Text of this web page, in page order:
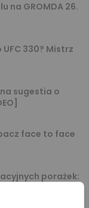
na GROMDA 26.
330? Mistrz
sugestia o
face to face
porażek: